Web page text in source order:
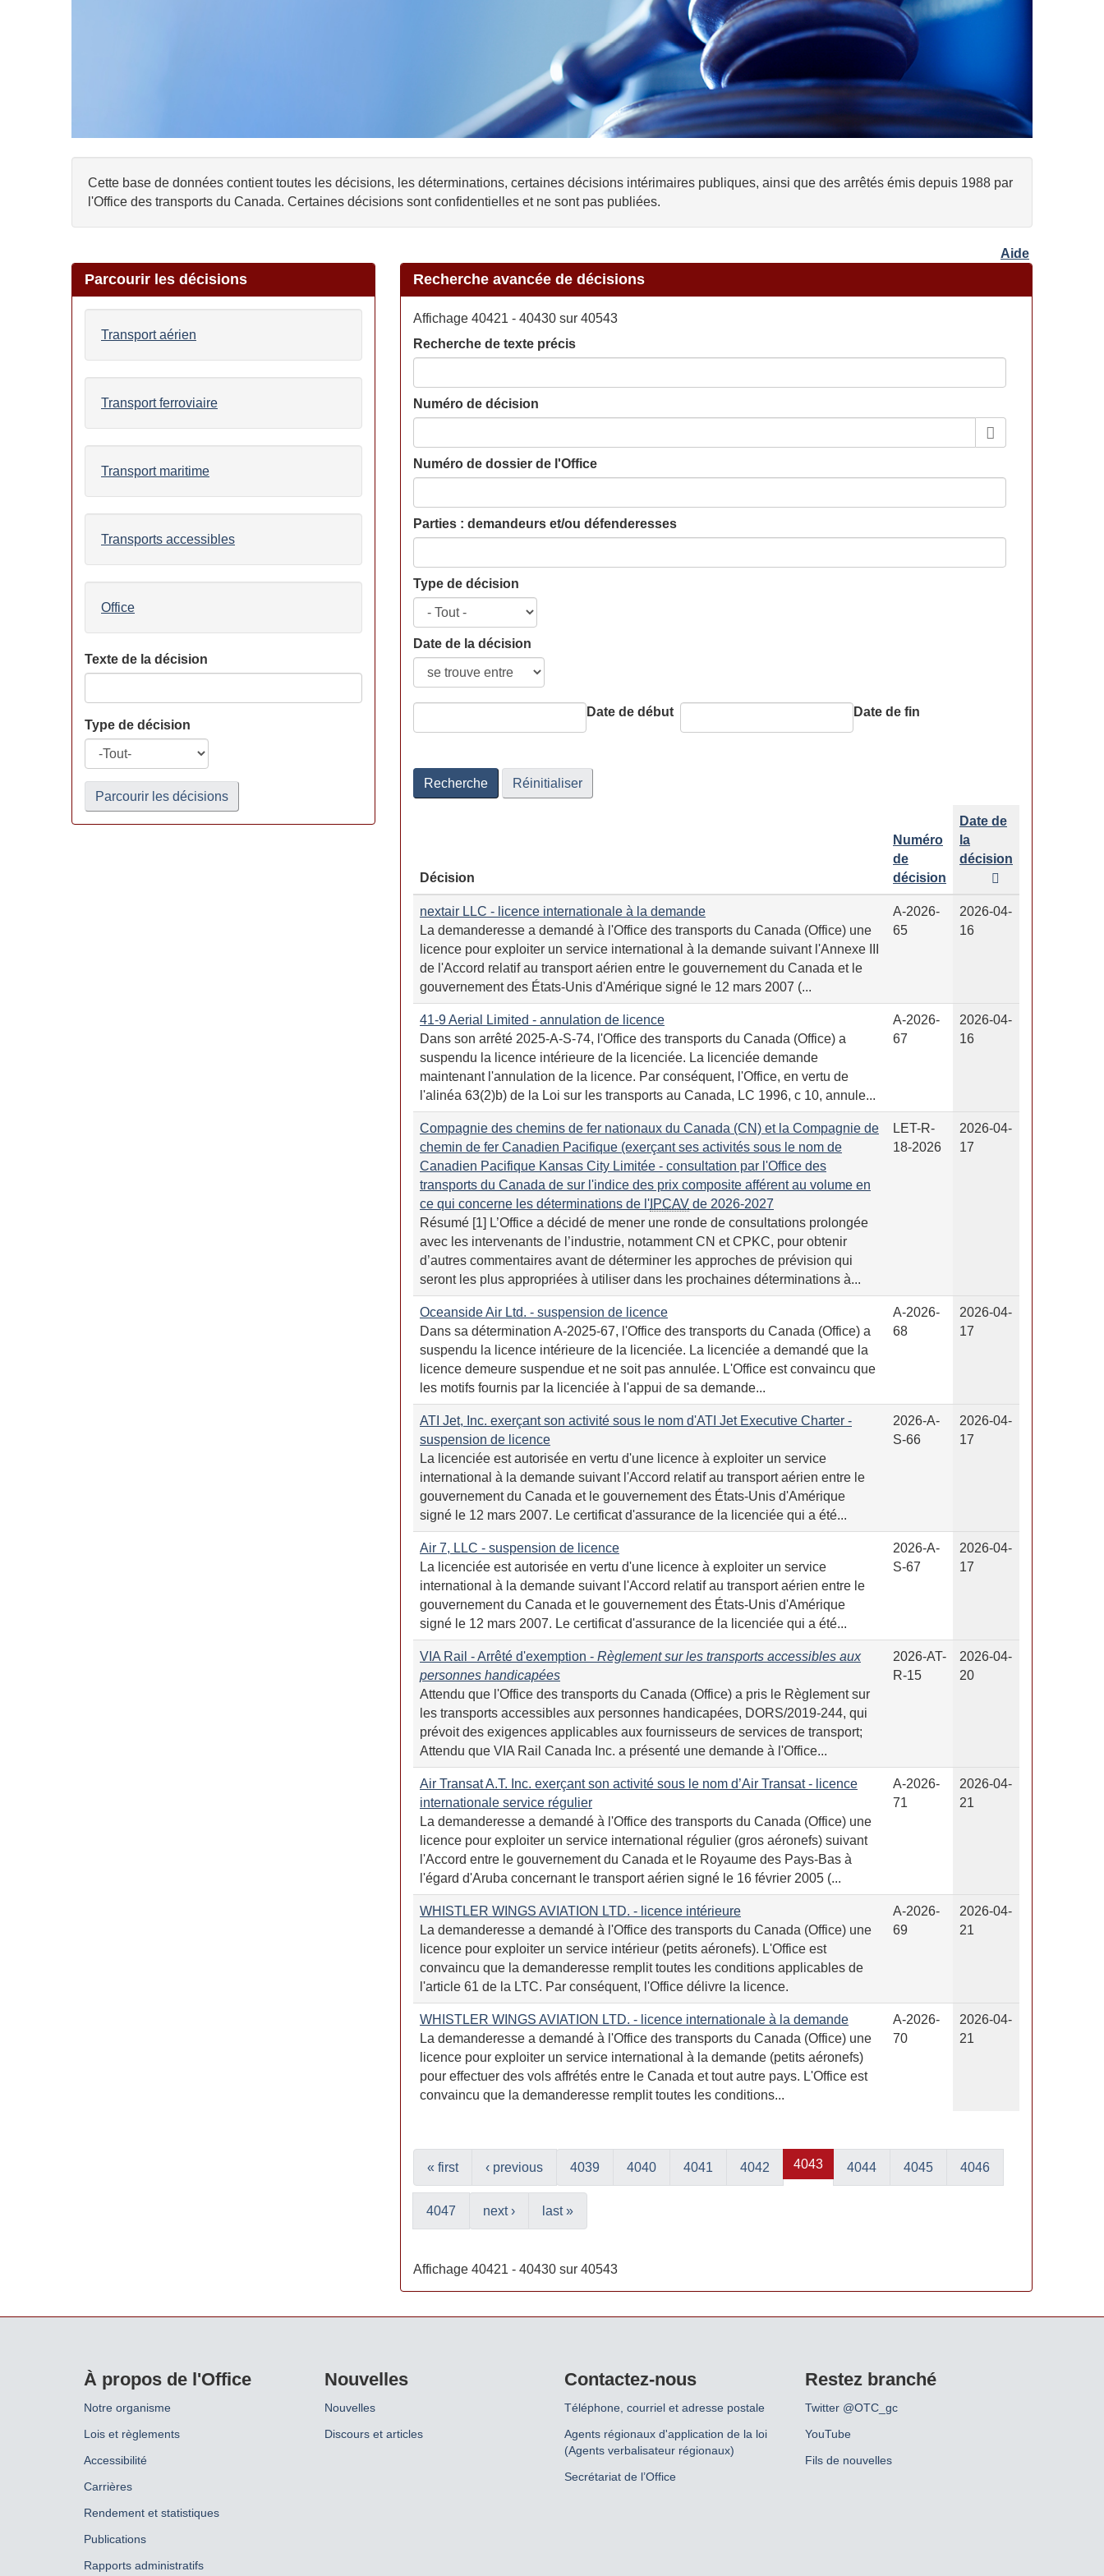
Cette base de données contient toutes les décisions, les déterminations, certaines décisions intérimaires publiques, ainsi que des arrêtés émis depuis 1988 par
l'Office des transports du Canada. Certaines décisions sont confidentielles et ne sont pas publiées.
Aide
Parcourir les décisions
Transport aérien
Transport ferroviaire
Transport maritime
Transports accessibles
Office
Texte de la décision
Type de décision
Parcourir les décisions
Recherche avancée de décisions
Affichage 40421 - 40430 sur 40543
Recherche de texte précis
Numéro de décision
Numéro de dossier de l'Office
Parties : demandeurs et/ou défenderesses
Type de décision
Date de la décision
Date de début Date de fin
Recherche Réinitialiser
Décision
Numéro
de
décision
Date de
la
décision
nextair LLC - licence internationale à la demande
La demanderesse a demandé à l'Office des transports du Canada (Office) une
licence pour exploiter un service international à la demande suivant l'Annexe III
de l'Accord relatif au transport aérien entre le gouvernement du Canada et le
gouvernement des États-Unis d'Amérique signé le 12 mars 2007 (...
A-2026-
65
2026-04-
16
41-9 Aerial Limited - annulation de licence
Dans son arrêté 2025-A-S-74, l'Office des transports du Canada (Office) a
suspendu la licence intérieure de la licenciée. La licenciée demande
maintenant l'annulation de la licence. Par conséquent, l'Office, en vertu de
l'alinéa 63(2)b) de la Loi sur les transports au Canada, LC 1996, c 10, annule...
A-2026-
67
2026-04-
16
Compagnie des chemins de fer nationaux du Canada (CN) et la Compagnie de
chemin de fer Canadien Pacifique (exerçant ses activités sous le nom de
Canadien Pacifique Kansas City Limitée - consultation par l'Office des
transports du Canada de sur l'indice des prix composite afférent au volume en
ce qui concerne les déterminations de l' IPCAV de 2026-2027
Résumé [1] L’Office a décidé de mener une ronde de consultations prolongée
avec les intervenants de l’industrie, notamment CN et CPKC, pour obtenir
d’autres commentaires avant de déterminer les approches de prévision qui
seront les plus appropriées à utiliser dans les prochaines déterminations à...
LET-R-
18-2026
2026-04-
17
Oceanside Air Ltd. - suspension de licence
Dans sa détermination A-2025-67, l'Office des transports du Canada (Office) a
suspendu la licence intérieure de la licenciée. La licenciée a demandé que la
licence demeure suspendue et ne soit pas annulée. L'Office est convaincu que
les motifs fournis par la licenciée à l'appui de sa demande...
A-2026-
68
2026-04-
17
ATI Jet, Inc. exerçant son activité sous le nom d'ATI Jet Executive Charter -
suspension de licence
La licenciée est autorisée en vertu d'une licence à exploiter un service
international à la demande suivant l'Accord relatif au transport aérien entre le
gouvernement du Canada et le gouvernement des États-Unis d'Amérique
signé le 12 mars 2007. Le certificat d'assurance de la licenciée qui a été...
2026-A-
S-66
2026-04-
17
Air 7, LLC - suspension de licence
La licenciée est autorisée en vertu d'une licence à exploiter un service
international à la demande suivant l'Accord relatif au transport aérien entre le
gouvernement du Canada et le gouvernement des États-Unis d'Amérique
signé le 12 mars 2007. Le certificat d'assurance de la licenciée qui a été...
2026-A-
S-67
2026-04-
17
VIA Rail - Arrêté d'exemption - Règlement sur les transports accessibles aux
personnes handicapées
Attendu que l'Office des transports du Canada (Office) a pris le Règlement sur
les transports accessibles aux personnes handicapées, DORS/2019-244, qui
prévoit des exigences applicables aux fournisseurs de services de transport;
Attendu que VIA Rail Canada Inc. a présenté une demande à l'Office...
2026-AT-
R-15
2026-04-
20
Air Transat A.T. Inc. exerçant son activité sous le nom d’Air Transat - licence
internationale service régulier
La demanderesse a demandé à l'Office des transports du Canada (Office) une
licence pour exploiter un service international régulier (gros aéronefs) suivant
l'Accord entre le gouvernement du Canada et le Royaume des Pays-Bas à
l'égard d'Aruba concernant le transport aérien signé le 16 février 2005 (...
A-2026-
71
2026-04-
21
WHISTLER WINGS AVIATION LTD. - licence intérieure
La demanderesse a demandé à l'Office des transports du Canada (Office) une
licence pour exploiter un service intérieur (petits aéronefs). L'Office est
convaincu que la demanderesse remplit toutes les conditions applicables de
l'article 61 de la LTC. Par conséquent, l'Office délivre la licence.
A-2026-
69
2026-04-
21
WHISTLER WINGS AVIATION LTD. - licence internationale à la demande
La demanderesse a demandé à l'Office des transports du Canada (Office) une
licence pour exploiter un service international à la demande (petits aéronefs)
pour effectuer des vols affrétés entre le Canada et tout autre pays. L'Office est
convaincu que la demanderesse remplit toutes les conditions...
A-2026-
70
2026-04-
21
« first ‹ previous 4039 4040 4041 4042 4043 4044 4045 4046
4047 next › last »
Affichage 40421 - 40430 sur 40543
À propos de l'Office
Notre organisme
Lois et règlements
Accessibilité
Carrières
Rendement et statistiques
Publications
Rapports administratifs
Nouvelles
Nouvelles
Discours et articles
Contactez-nous
Téléphone, courriel et adresse postale
Agents régionaux d'application de la loi
(Agents verbalisateur régionaux)
Secrétariat de l’Office
Restez branché
Twitter @OTC_gc
YouTube
Fils de nouvelles